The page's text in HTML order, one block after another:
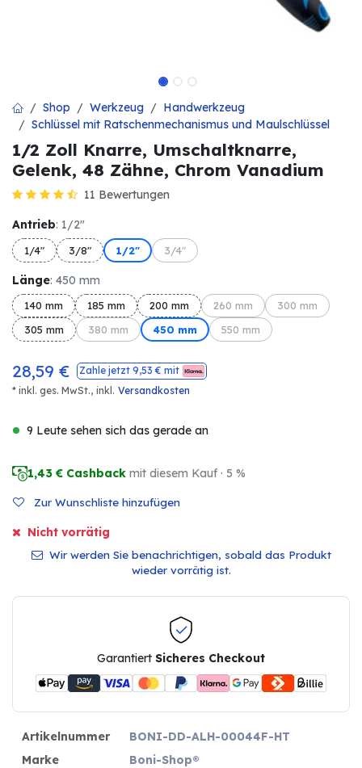
Shop Werkzeug
Handwerkzeug
Schlüssel mit Ratschenmechanismus und Maulschlüssel
1/2 Zoll Knarre, Umschaltknarre,
Gelenk, 48 Zähne, Chrom Vanadium
11 Bewertungen
Antrieb: 1/2"
1/4" 3/8" 1/2" 3/4"
Länge: 450 mm
140 mm 185 mm 200 mm 260 mm
300 mm
305 mm
380 mm 450 mm 550 mm
28,59 € Zahle jetzt 9,53 € mit
* inkl. ges. MwSt., inkl. Versandkosten
9 Leute sehen sich das gerade an
1,43 € Cashback mit diesem Kauf · 5 %
Zur Wunschliste hinzufügen
Nicht vorrätig
Wir werden Sie benachrichtigen, sobald das Produkt
wieder vorrätig ist.
Garantiert Sicheres Checkout
Artikelnummer
BONI-DD-ALH-00044F-HT
Marke
Boni-Shop®